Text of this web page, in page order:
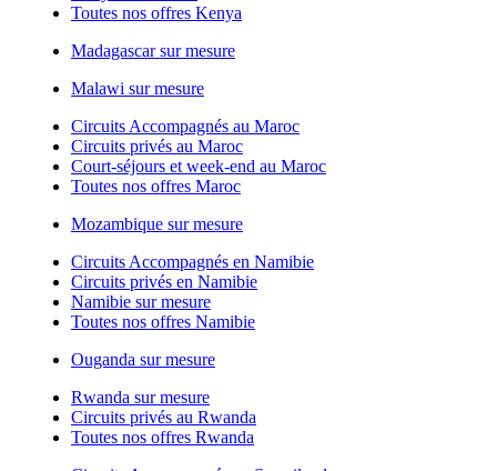
Toutes nos offres Kenya
Madagascar sur mesure
Malawi sur mesure
Circuits Accompagnés au Maroc
Circuits privés au Maroc
Court-séjours et week-end au Maroc
Toutes nos offres Maroc
Mozambique sur mesure
Circuits Accompagnés en Namibie
Circuits privés en Namibie
Namibie sur mesure
Toutes nos offres Namibie
Ouganda sur mesure
Rwanda sur mesure
Circuits privés au Rwanda
Toutes nos offres Rwanda